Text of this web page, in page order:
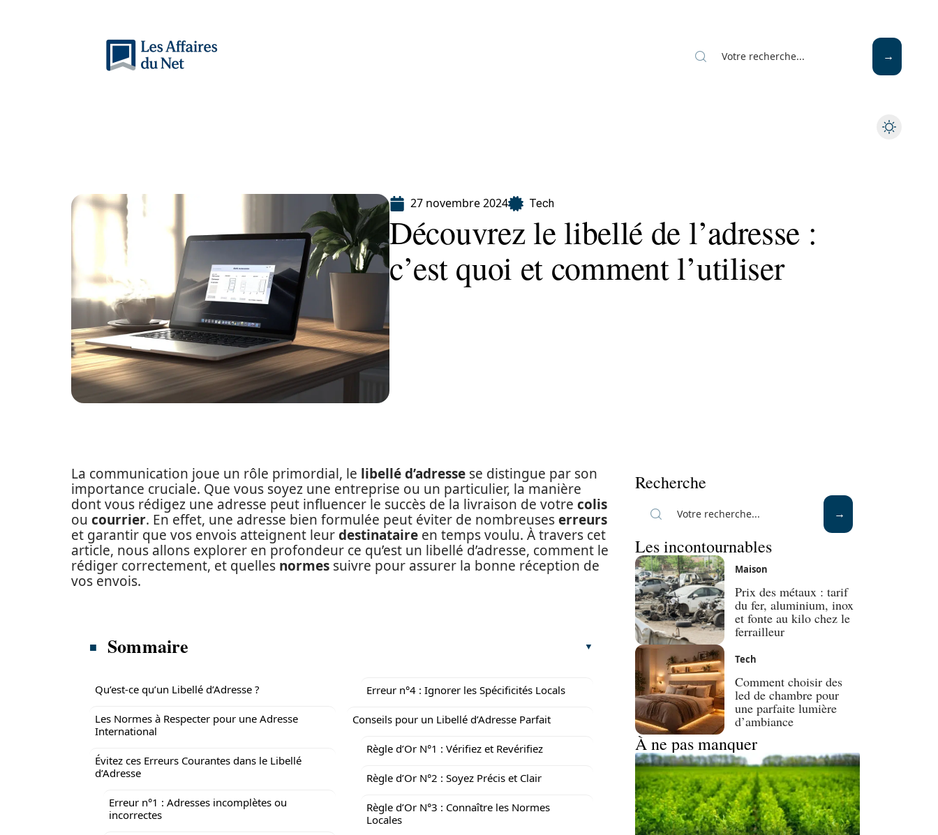
27 novembre 2024 Tech
Découvrez le libellé de l’adresse :
c’est quoi et comment l’utiliser
La communication joue un rôle primordial, le libellé d’adresse se distingue par son
importance cruciale. Que vous soyez une entreprise ou un particulier, la manière
dont vous rédigez une adresse peut influencer le succès de la livraison de votre colis
ou courrier. En effet, une adresse bien formulée peut éviter de nombreuseserreurs
et garantir que vos envois atteignent leurdestinataire en temps voulu. À travers cet
article, nous allons explorer en profondeur ce qu’est un libellé d’adresse, comment le
rédiger correctement, et quelles normes suivre pour assurer la bonne réception de
vos envois.
Sommaire
Qu’est-ce qu’un Libellé d’Adresse ?
Les Normes à Respecter pour une Adresse
International
Évitez ces Erreurs Courantes dans le Libellé
d’Adresse
Erreur n°1 : Adresses incomplètes ou
incorrectes
Erreur n°4 : Ignorer les Spécificités Locals
Conseils pour un Libellé d’Adresse Parfait
Règle d’Or N°1 : Vérifiez et Revérifiez
Règle d’Or N°2 : Soyez Précis et Clair
Règle d’Or N°3 : Connaître les Normes
Locales
Recherche
Les incontournables
Maison
Prix des métaux : tarif
du fer, aluminium, inox
et fonte au kilo chez le
ferrailleur
Tech
Comment choisir des
led de chambre pour
une parfaite lumière
d’ambiance
À ne pas manquer